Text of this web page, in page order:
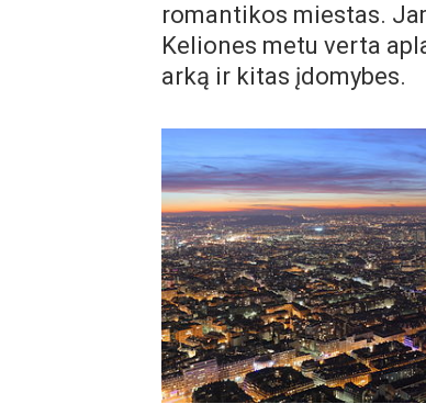
romantikos miestas.
Keliones metu verta
arką ir kitas įdomybes.